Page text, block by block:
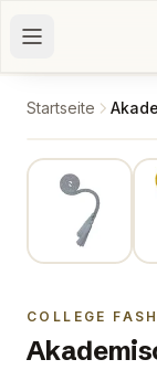
Startseite
COLLEGE